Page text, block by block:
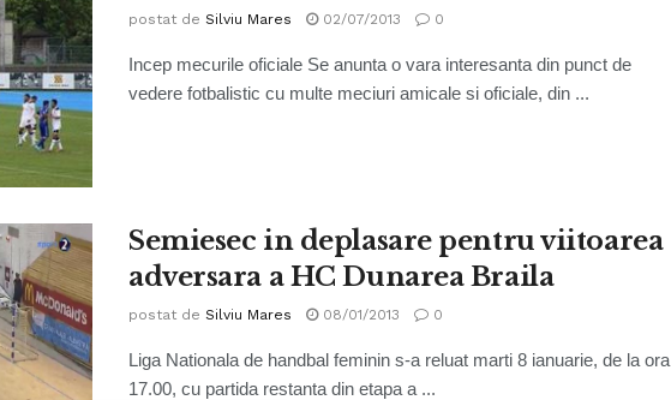
postat de Silviu Mares 02/07/2013 0
Incep mecurile oficiale Se anunta o vara interesanta din punct de
vedere fotbalistic cu multe meciuri amicale si oficiale, din ...
Semiesec in deplasare pentru viitoarea
adversara a HC Dunarea Braila
postat de Silviu Mares 08/01/2013 0
Liga Nationala de handbal feminin s-a reluat marti 8 ianuarie, de la ora
17.00, cu partida restanta din etapa a ...